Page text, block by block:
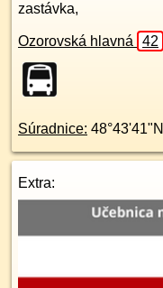
zastávka,
Ozorovská hlavná 42
Súradnice: 48°43'41"N
Extra: